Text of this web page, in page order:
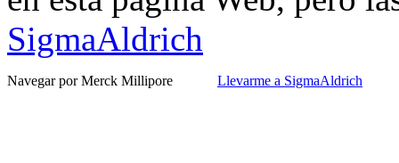
SigmaAldrich
Navegar por Merck Millipore Llevarme a SigmaAldrich